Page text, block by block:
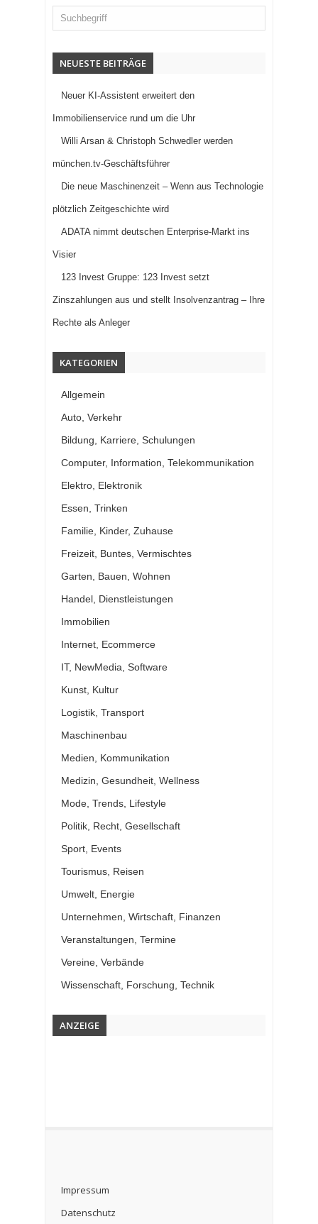
NEUESTE BEITRÄGE
Neuer KI-Assistent erweitert den
Immobilienservice rund um die Uhr
Willi Arsan & Christoph Schwedler werden
münchen.tv-Geschäftsführer
Die neue Maschinenzeit – Wenn aus Technologie
plötzlich Zeitgeschichte wird
ADATA nimmt deutschen Enterprise-Markt ins
Visier
123 Invest Gruppe: 123 Invest setzt
Zinszahlungen aus und stellt Insolvenzantrag – Ihre
Rechte als Anleger
KATEGORIEN
Allgemein
Auto, Verkehr
Bildung, Karriere, Schulungen
Computer, Information, Telekommunikation
Elektro, Elektronik
Essen, Trinken
Familie, Kinder, Zuhause
Freizeit, Buntes, Vermischtes
Garten, Bauen, Wohnen
Handel, Dienstleistungen
Immobilien
Internet, Ecommerce
IT, NewMedia, Software
Kunst, Kultur
Logistik, Transport
Maschinenbau
Medien, Kommunikation
Medizin, Gesundheit, Wellness
Mode, Trends, Lifestyle
Politik, Recht, Gesellschaft
Sport, Events
Tourismus, Reisen
Umwelt, Energie
Unternehmen, Wirtschaft, Finanzen
Veranstaltungen, Termine
Vereine, Verbände
Wissenschaft, Forschung, Technik
ANZEIGE
Impressum
Datenschutz